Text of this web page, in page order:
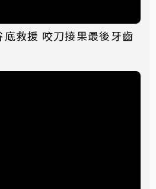
救援 咬刀接果最後牙齒